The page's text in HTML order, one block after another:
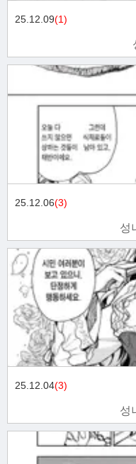
25.12.09(1)
성
25.12.06(3)
성
25.12.04(3)